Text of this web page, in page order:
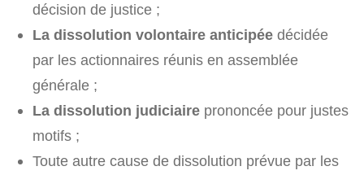
décision de justice ;
La dissolution volontaire anticipée décidée
par les actionnaires réunis en assemblée
générale ;
La dissolution judiciaire prononcée pour justes
motifs ;
Toute autre cause de dissolution prévue par les